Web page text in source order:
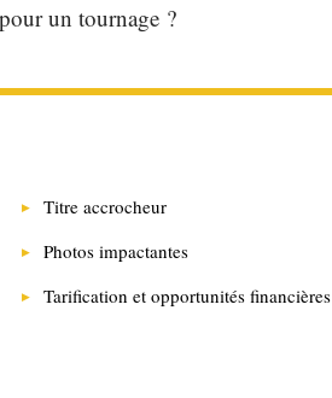
un tournage ?
Titre accrocheur
Photos impactantes
Tarification et opportunités financières